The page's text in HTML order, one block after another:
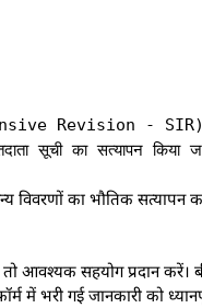
Revision - SIR)
सूची का सत्यापन किया
का भौतिक सत्यापन
तो आवश्यक सहयोग प्रदान
में भरी गई जानकारी को